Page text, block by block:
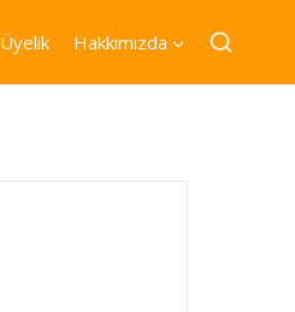
Üyelik Hakkımızda